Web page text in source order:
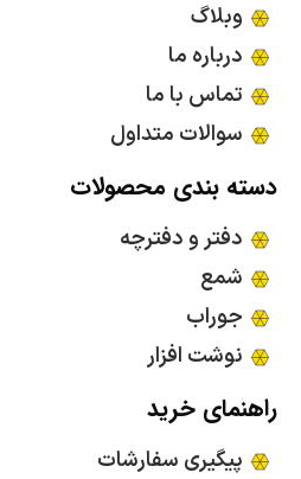
وبلاگ
درباره ما
تماس با ما
سوالات متداول
دسته بندی محصولات
دفتر و دفترچه
شمع
جوراب
نوشت افزار
راهنمای خرید
پیگیری سفارشات